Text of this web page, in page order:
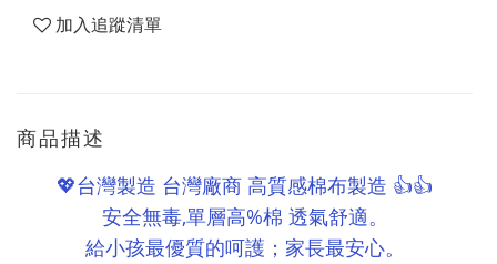
加入追蹤清單
商品描述
💖台灣製造 台灣廠商 高質感棉布製造 👍👍
安全無毒,單層高%棉 透氣舒適。
給小孩最優質的呵護；家長最安心。